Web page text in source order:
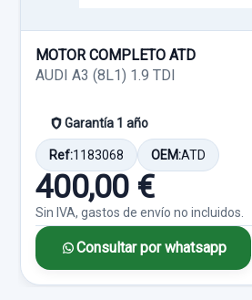
Ref: 807158 OEM:1K0407165
Sin IVA, gastos de envío no incluidos.
Consultar por whatsapp
MOTOR COMPLETO ATD
AUDI A3 (8L1) 1.9 TDI
Garantía 1 año
Ref:1183068 OEM:ATD
400,00 €
Sin IVA, gastos de envío no incluidos.
Consultar por whatsapp